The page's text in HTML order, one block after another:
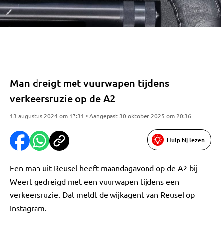
Man dreigt met vuurwapen tijdens
verkeersruzie op de A2
13 augustus 2024 om 17:31 • Aangepast 30 oktober 2025 om 20:36
Hulp bij lezen
Een man uit Reusel heeft maandagavond op de A2 bij
Weert gedreigd met een vuurwapen tijdens een
verkeersruzie. Dat meldt de wijkagent van Reusel op
Instagram.